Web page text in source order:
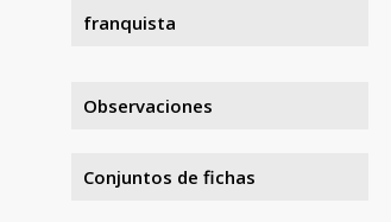
franquista
Observaciones
Conjuntos de fichas